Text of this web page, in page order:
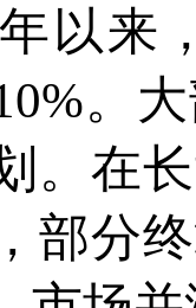
来，
。
。在
部分